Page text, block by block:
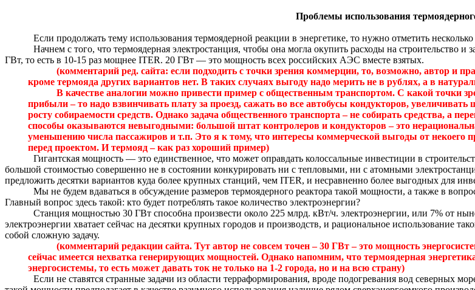
Проблемы использования
Если продолжать тему использования термоядерной реакции в энергетике, то нужно отметить
Начнем с того, что термоядерная электростанция, чтобы она могла окупить расходы на
ГВт, то есть в 10-15 раз мощнее ITER. 20 ГВт — это мощность всех российских АЭС вместе взятых.
(комментарий ред. сайта: если подходить с точки зрения коммерции, то, возможно, автор и
кроме термояда других вариантов нет. В таких случаях выгоду надо мерить не в рублях, а в
В качестве аналогии можно привести пример с общественным транспортом. С какой точки
прибыли – то надо взвинчивать плату за проезд, сажать во все автобусы кондукторов,
росту собираемости средств. Однако задача общественного транспорта – не собирать средства, а
способы оказываются невыгодными: большой штат контролеров и кондукторов – это
уменьшению числа пассажиров и т.п. Это я к тому, что интересы коммерческой выгоды от некоего
перед проектом. Итермояд– как раз хороший пример)
Гигантская мощность — это единственное, что может оправдать колоссальные инвестиции в
большой стоимостью совершенно не в состоянии конкурировать ни с тепловыми, ни с атомными
предложить десятки вариантов куда более крупных станций, чем ITER, и несравненно более выгодных для
Мы не будем вдаваться в обсуждение размеров термоядерного реактора такой мощности, а также в
Главный вопрос здесь такой: кто будет потреблять такое количество электроэнергии?
Станция мощностью 30 ГВт способна произвести около 225 млрд. кВт/ч. электроэнергии, или 7% от
электроэнергии хватает сейчас на десятки крупных городов и производств, и рациональное использование
собой сложную задачу.
(комментарий редакции сайта. Тут автор не совсем точен – 30 ГВт – это мощность
сейчас имеется нехватка генерирующих мощностей. Однако напомним, что термоядерная
энергосистемы, то есть может давать ток не только на 1-2 города, но и на всю страну)
Если не ставятся странные задачи из областитерраформирования, вроде подогревания вод северных